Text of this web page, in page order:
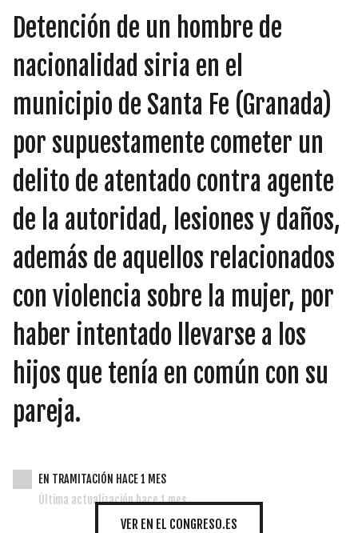
GRUPOS
INICIATIVAS
TEMÁTICAS
Detención de un hombre de
nacionalidad siria en el
municipio de Santa Fe (Granada)
por supuestamente cometer un
delito de atentado contra agente
de la autoridad, lesiones y daños,
además de aquellos relacionados
con violencia sobre la mujer, por
haber intentado llevarse a los
hijos que tenía en común con su
pareja.
EN TRAMITACIÓN HACE 1 MES
Última actualización hace 1 mes
VER EN EL CONGRESO.ES